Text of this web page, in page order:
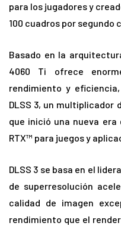
para los jugadores y
100 cuadros por segundo
Basado en la
4060 Ti ofrece
rendimiento y
DLSS 3, un multiplicador
que inició una nueva era
RTX™ para juegos y
DLSS 3 se basa en el
de superresolución
calidad de imagen
rendimiento que el